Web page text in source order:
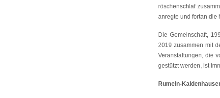
röschen­schlaf
anregte und fortan die
Die Gemeinschaft,
2019 zusammen mit
Veranstaltungen, die
gestützt werden, ist
Rumeln-